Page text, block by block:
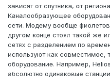
зависят от спутника, от
Каналообразующее
сети. Модему вообще
другом конце стоял такой же
сетях с разделением по
используют как совместимое,
оборудование. Например,
абсолютно одинаковые